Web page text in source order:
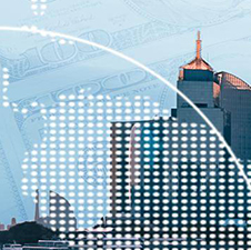
学术委员会
学会领导
组织机构
法律顾问
学会章程